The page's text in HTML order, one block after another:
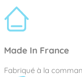
Made In France
Fabriqué à la